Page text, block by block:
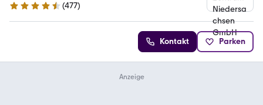
4.5 Sterne
(477)
Kontakt Parken